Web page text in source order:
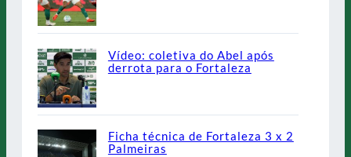
Vídeo: coletiva do Abel após
derrota para o Fortaleza
Ficha técnica de Fortaleza 3 x 2
Palmeiras